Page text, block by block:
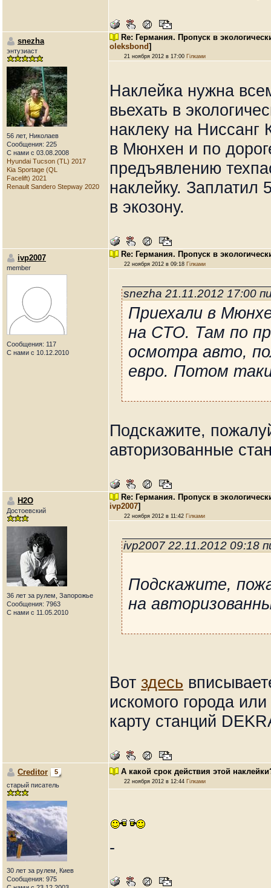
snezha
энтузиаст
56 лет, Николаев
Сообщения: 225
С нами с 03.08.2008
Hyundai Tucson (TL) 2017
Kia Sportage (QL
Facelift) 2021
Renault Sandero Stepway 2020
Re: Германия. Пропуск в
oleksbond]
21 ноября 2012 в 17:00 Гілками
Наклейка нужна
вьехать в
наклеку на Ниссанг
в Мюнхен и по
предъявлению
наклейку. Заплатил
в экозону.
ivp2007
member
Сообщения: 117
С нами с 10.12.2010
Re: Германия. Пропуск в
22 ноября 2012 в 09:18 Гілками
snezha 21.11.2012 17:00
Приехали в
на СТО. Там по
осмотра авто,
евро. Потом таки
Подскажите,
авторизованные
H2O
Достоевский
36 лет за рулем, Запорожье
Сообщения: 7963
С нами с 11.05.2010
Re: Германия. Пропуск в
ivp2007]
22 ноября 2012 в 11:42 Гілками
ivp2007 22.11.2012 09:18
Подскажите,
на
Вот здесь
искомого города
карту станций
Creditor
5
старый писатель
30 лет за рулем, Киев
Сообщения: 975
А какой срок действия этой
22 ноября 2012 в 12:44 Гілками
-